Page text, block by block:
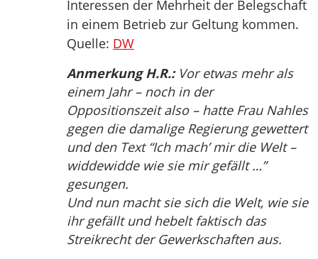
Interessen der Mehrheit der Belegschaft
in einem Betrieb zur Geltung kommen.
Quelle: DW
Anmerkung H.R.:Vor etwas mehr als
einem Jahr – noch in der
Oppositionszeit also – hatte Frau Nahles
gegen die damalige Regierung gewettert
und den Text “Ich mach’ mir die Welt –
widdewidde wie sie mir gefällt …”
gesungen.
Und nun macht sie sich die Welt, wie sie
ihr gefällt und hebelt faktisch das
Streikrecht der Gewerkschaften aus.